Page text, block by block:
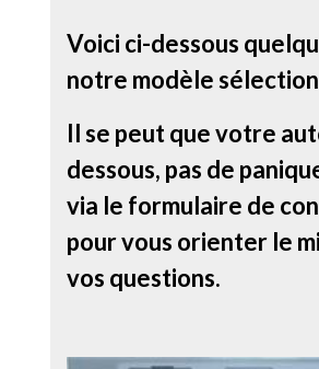
Voici ci-dessous
notre modèle
Il se peut que votre
dessous, pas de
via le formulaire de
pour vous orienter le
vos questions.